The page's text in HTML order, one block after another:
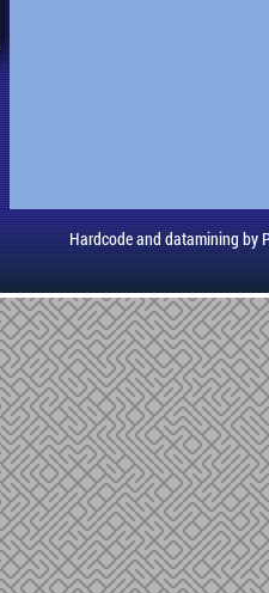
Hardcode and datamining by